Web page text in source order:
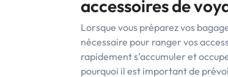
accessoires de
Lorsque vous préparez vos
nécessaire pour ranger vos
rapidement s’accumuler et
pourquoi il est important de